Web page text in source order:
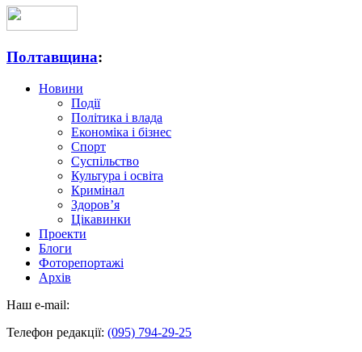
Полтавщина:
Новини
Події
Політика і влада
Економіка і бізнес
Спорт
Суспільство
Культура і освіта
Кримінал
Здоров’я
Цікавинки
Проекти
Блоги
Фоторепортажі
Архів
Наш e-mail:
Телефон редакції: (095) 794-29-25